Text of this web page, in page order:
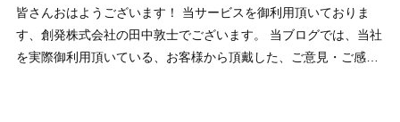
皆さんおはようございます！ 当サービスを御利用頂いておりま
す、創発株式会社の田中敦士でございます。 当ブログでは、当社
を実際御利用頂いている、お客様から頂戴した、ご意見・ご感想